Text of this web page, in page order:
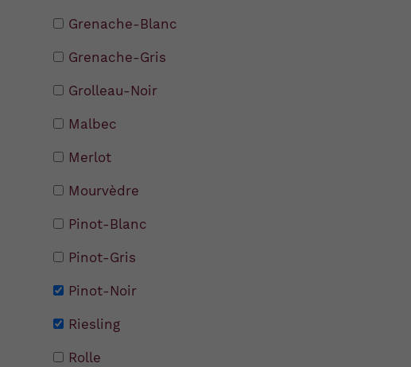
Grenache-Blanc
Grenache-Gris
Grolleau-Noir
Malbec
Merlot
Mourvèdre
Pinot-Blanc
Pinot-Gris
Pinot-Noir
Riesling
Rolle